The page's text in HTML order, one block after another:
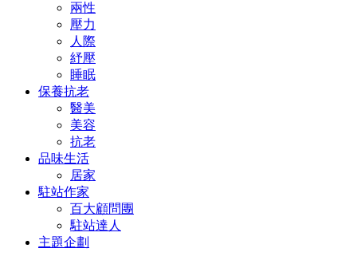
兩性
壓力
人際
紓壓
睡眠
保養抗老
醫美
美容
抗老
品味生活
居家
駐站作家
百大顧問團
駐站達人
主題企劃